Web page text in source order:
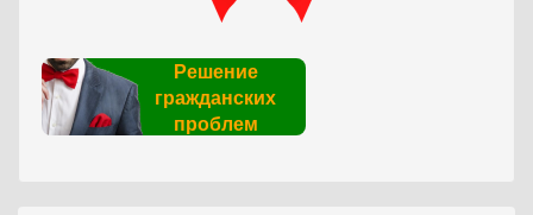
Решение
гражданских
проблем